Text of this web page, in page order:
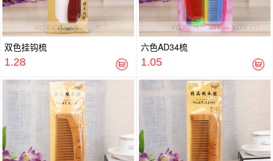
双色挂钩梳
1.28
六色AD34梳
1.05